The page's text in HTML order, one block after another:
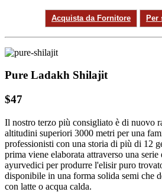
Acquista da Fornitore Per
Pure Ladakh Shilajit
$47
Il nostro terzo più consigliato è di nuovo
altitudini superiori 3000 metri per una
professionisti con una storia di più di 12
prima viene elaborata attraverso una serie
ayurvedici per produrre l'elisir puro
disponibile in una forma solida semi che
con latte o acqua calda.